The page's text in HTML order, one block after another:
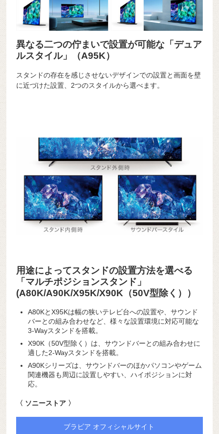
異なる二つの佇まいで設置が可能な「デュア
ルスタイル」（A95K）
スタンドの存在を感じさせないデザインでの設置と画面を壁
に近づけた設置、2つのスタイルから選べます。
用途によってスタンドの設置方法を選べる
「マルチポジションスタンド」
(A80K/A90K/X95K/X90K（50V型除く））
A80KとX95Kは幅の狭いテレビ台への設置や、サウンド
バーとの組み合わせなど、様々な設置環境に対応可能な
3-Wayスタンドを搭載。
X90K（50V型除く）は、サウンドバーとの組み合わせに
適した2-Wayスタンドを搭載。
A90Kシリーズは、サウンドバーのほかパソコンやゲーム
関連機器も周辺に設置しやすい、ハイポジションに対
応。
〈 ソニーストア 〉
ブラビア オフィシャルサイト